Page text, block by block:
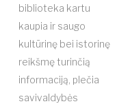
biblioteka kartu
kaupia ir saugo
kultūrinę bei istorinę
reikšmę turinčią
informaciją, plečia
savivaldybės